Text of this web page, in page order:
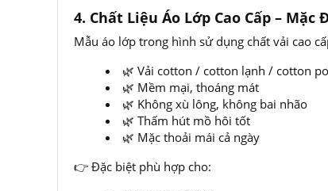
4. Chất Liệu Áo Lớp Cao Cấp – Mặc
Mẫu áo lớp trong hình sử dụng chất vải cao
🌿 Vải cotton / cotton lạnh / cotton
🌿 Mềm mại, thoáng mát
🌿 Không xù lông, không bai nhão
🌿 Thấm hút mồ hôi tốt
🌿 Mặc thoải mái cả ngày
👉 Đặc biệt phù hợp cho: